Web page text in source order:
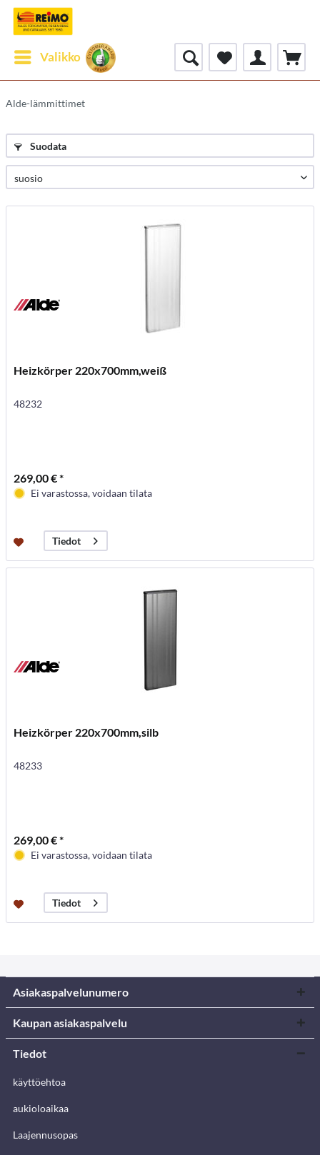
Valikko
Alde-lämmittimet
Suodata
Heizkörper 220x700mm,weiß
48232
269,00 € *
Ei varastossa, voidaan tilata
Tiedot
Heizkörper 220x700mm,silb
48233
269,00 € *
Ei varastossa, voidaan tilata
Tiedot
Asiakaspalvelunumero
Kaupan asiakaspalvelu
Tiedot
käyttöehtoa
aukioloaikaa
Laajennusopas